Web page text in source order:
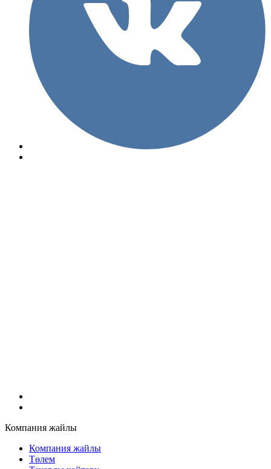
Компания жайлы
Компания жайлы
Төлем